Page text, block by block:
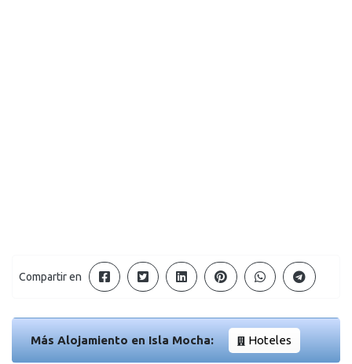
Compartir en
Más Alojamiento en Isla Mocha: Hoteles